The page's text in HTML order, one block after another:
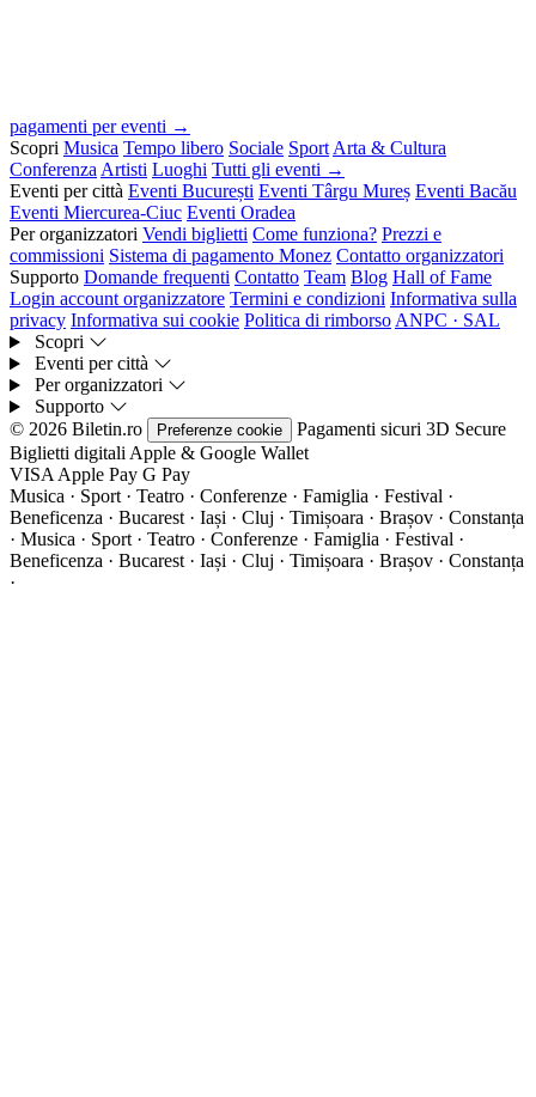
pagamenti per eventi →
Scopri Musica Tempo libero Sociale Sport Arta & Cultura
Conferenza Artisti Luoghi Tutti gli eventi →
Eventi per città Eventi București Eventi Târgu Mureș Eventi Bacău
Eventi Miercurea-Ciuc Eventi Oradea
Per organizzatori Vendi biglietti Come funziona? Prezzi e
commissioni Sistema di pagamento Monez Contatto organizzatori
Supporto Domande frequenti Contatto Team Blog Hall of Fame
Login account organizzatore Termini e condizioni Informativa sulla
privacy Informativa sui cookie Politica di rimborso ANPC · SAL
Scopri
Eventi per città
Per organizzatori
Supporto
© 2026 Biletin.ro
Preferenze cookie Pagamenti sicuri 3D Secure
Biglietti digitali Apple & Google Wallet
VISA Apple Pay G Pay
Musica · Sport · Teatro · Conferenze · Famiglia · Festival ·
Beneficenza · Bucarest · Iași · Cluj · Timișoara · Brașov · Constanța
· Musica · Sport · Teatro · Conferenze · Famiglia · Festival ·
Beneficenza · Bucarest · Iași · Cluj · Timișoara · Brașov · Constanța
·